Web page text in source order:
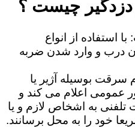
دزدگیر چیست ؟
استفاده از انواع
درب و وارد شدن ضربه
سرقت بوسیله آژیر یا
عمومی اعلام می کند و
به اشخاص لازم و یا
خود را به محل برسانند.